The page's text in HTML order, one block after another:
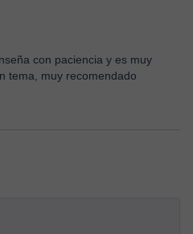
con paciencia y es muy
tema, muy recomendado